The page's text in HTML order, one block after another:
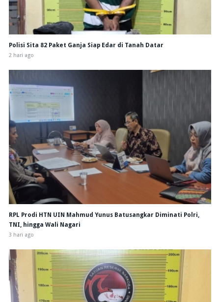
Polisi Sita 82 Paket Ganja Siap Edar di Tanah Datar
2 hari ago
RPL Prodi HTN UIN Mahmud Yunus Batusangkar Diminati Polri,
TNI, hingga Wali Nagari
3 hari ago